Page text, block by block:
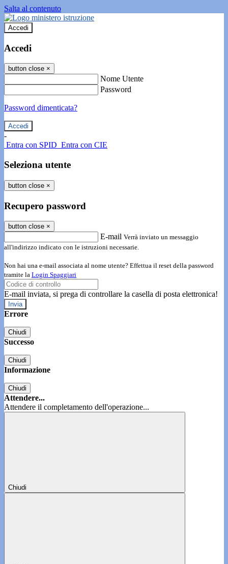
Salta al contenuto
Accedi
Accedi
button close ×
Nome Utente
Password
Password dimenticata?
-
Entra con SPID Entra con CIE
Seleziona utente
button close ×
Recupero password
button close ×
E-mail Verrà inviato un messaggio
all'indirizzo indicato con le istruzioni necessarie.
Non hai una e-mail associata al nome utente? Effettua il reset della password
tramite la Login Spaggiari
E-mail inviata, si prega di controllare la casella di posta elettronica!
Errore
Chiudi
Successo
Chiudi
Informazione
Chiudi
Attendere...
Attendere il completamento dell'operazione...
Chiudi